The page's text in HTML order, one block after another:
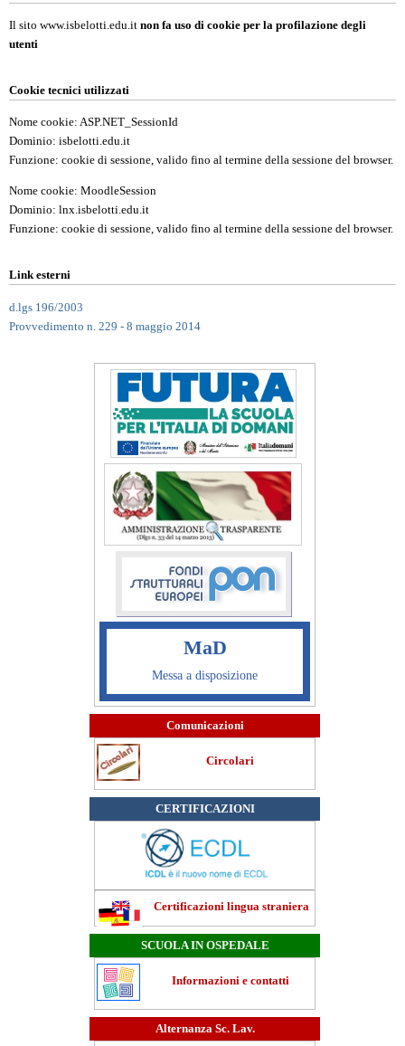
Il sito www.isbelotti.edu.it non fa uso di cookie per la profilazione degli
utenti
Cookie tecnici utilizzati
Nome cookie: ASP.NET_SessionId
Dominio: isbelotti.edu.it
Funzione: cookie di sessione, valido fino al termine della sessione del browser.
Nome cookie: MoodleSession
Dominio: lnx.isbelotti.edu.it
Funzione: cookie di sessione, valido fino al termine della sessione del browser.
Link esterni
d.lgs 196/2003
Provvedimento n. 229 - 8 maggio 2014
MaD
Messa a disposizione
Comunicazioni
Circolari
CERTIFICAZIONI
Certificazioni lingua straniera
SCUOLA IN OSPEDALE
Informazioni e contatti
Alternanza Sc. Lav.